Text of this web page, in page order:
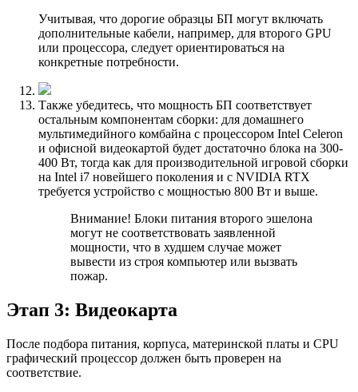
Учитывая, что дорогие образцы БП могут включать
дополнительные кабели, например, для второго GPU
или процессора, следует ориентироваться на
конкретные потребности.
Также убедитесь, что мощность БП соответствует
остальным компонентам сборки: для домашнего
мультимедийного комбайна с процессором Intel Celeron
и офисной видеокартой будет достаточно блока на 300-
400 Вт, тогда как для производительной игровой сборки
на Intel i7 новейшего поколения и с NVIDIA RTX
требуется устройство с мощностью 800 Вт и выше.
Внимание! Блоки питания второго эшелона
могут не соответствовать заявленной
мощности, что в худшем случае может
вывести из строя компьютер или вызвать
пожар.
Этап 3: Видеокарта
После подбора питания, корпуса, материнской платы и CPU
графический процессор должен быть проверен на
соответствие.